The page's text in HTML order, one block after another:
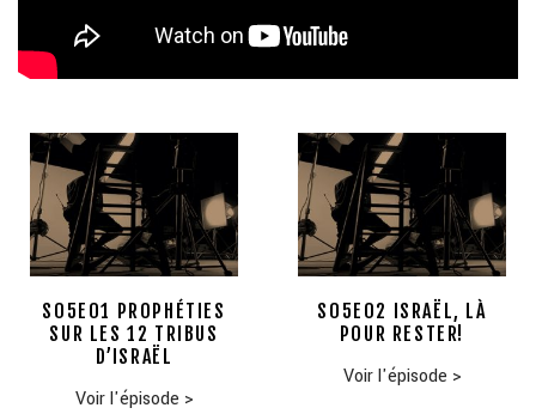
S05E01 PROPHÉTIES
SUR LES 12 TRIBUS
D’ISRAËL
Voir l'épisode >
S05E02 ISRAËL, LÀ
POUR RESTER!
Voir l'épisode >